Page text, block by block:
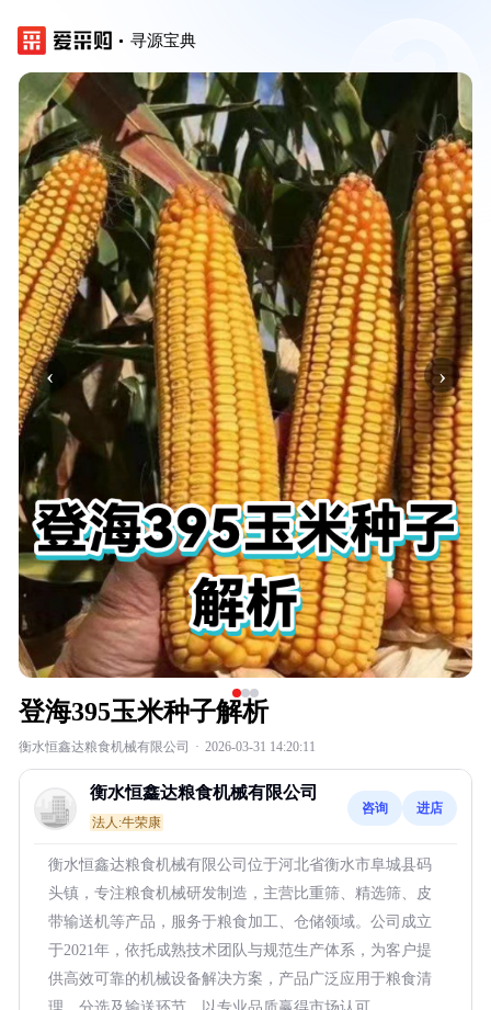
寻源宝典
‹ ›
登海395玉米种子解析
衡水恒鑫达粮食机械有限公司 · 2026-03-31 14:20:11
衡水恒鑫达粮食机械有限公司
法人:牛荣康
咨询 进店
衡水恒鑫达粮食机械有限公司位于河北省衡水市阜城县码
头镇，专注粮食机械研发制造，主营比重筛、精选筛、皮
带输送机等产品，服务于粮食加工、仓储领域。公司成立
于2021年，依托成熟技术团队与规范生产体系，为客户提
供高效可靠的机械设备解决方案，产品广泛应用于粮食清